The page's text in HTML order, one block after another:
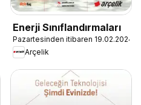
Enerji Sınıflandırmaları
Pazartesinden itibaren 19.02.2024
Arçelik